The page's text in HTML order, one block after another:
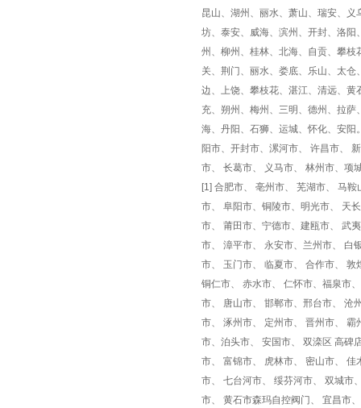
昆山、湖州、丽水、萧山、瑞安、
坊、泰安、威海、滨州、开封、洛
州、柳州、桂林、北海、自贡、攀
关、荆门、丽水、娄底、乐山、太
边、上饶、攀枝花、湛江、清远、
充、朔州、梅州、三明、德州、拉
海、丹阳、石狮、运城、怀化、安阳
阳市、开封市、漯河市、 许昌市、
市、 长葛市、 义马市、 林州市、项
[1] 合肥市、 亳州市、 芜湖市、 马
市、 阜阳市、铜陵市、明光市、 天
市、 莆田市、宁德市、建瓯市、 武
市、 漳平市、 永安市、兰州市、 白
市、 玉门市、 临夏市、 合作市、
铜仁市、 赤水市、 仁怀市、福泉市
市、 唐山市、 邯郸市、邢台市、 沧
市、 涿州市、 定州市、 晋州市、
市、泊头市、 安国市、 双滦区 高碑
市、 富锦市、 虎林市、 密山市、
市、 七台河市、 绥芬河市、 双城市
市、 黄石市森玛自控阀门、 宜昌市